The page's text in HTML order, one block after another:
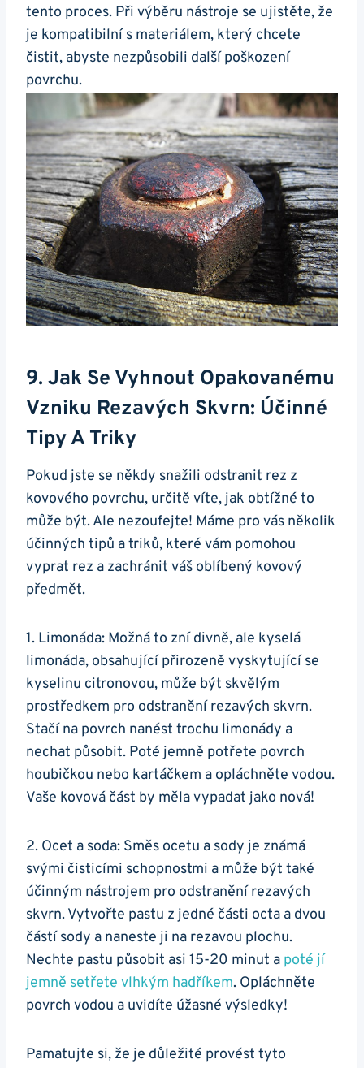
tento proces. Při výběru nástroje se ujistěte, že
je kompatibilní s materiálem, který chcete
čistit, abyste nezpůsobili další poškození
povrchu.
9. Jak Se Vyhnout Opakovanému
Vzniku Rezavých Skvrn: Účinné
Tipy A Triky
Pokud jste se někdy snažili odstranit rez z
kovového povrchu, určitě víte, jak obtížné to
může být. Ale nezoufejte! Máme pro vás několik
účinných tipů a triků, které vám pomohou
vyprat rez a zachránit váš oblíbený kovový
předmět.
1. Limonáda: Možná to zní divně, ale kyselá
limonáda, obsahující přirozeně vyskytující se
kyselinu citronovou, může být skvělým
prostředkem pro odstranění rezavých skvrn.
Stačí na povrch nanést trochu limonády a
nechat působit. Poté jemně potřete povrch
houbičkou nebo kartáčkem a opláchněte vodou.
Vaše kovová část by měla vypadat jako nová!
2. Ocet a soda: Směs ocetu a sody je známá
svými čisticími schopnostmi a může být také
účinným nástrojem pro odstranění rezavých
skvrn. Vytvořte pastu z jedné části octa a dvou
částí sody a naneste ji na rezavou plochu.
Nechte pastu působit asi 15-20 minut a poté jí
jemně setřete vlhkým hadříkem. Opláchněte
povrch vodou a uvidíte úžasné výsledky!
Pamatujte si, že je důležité provést tyto